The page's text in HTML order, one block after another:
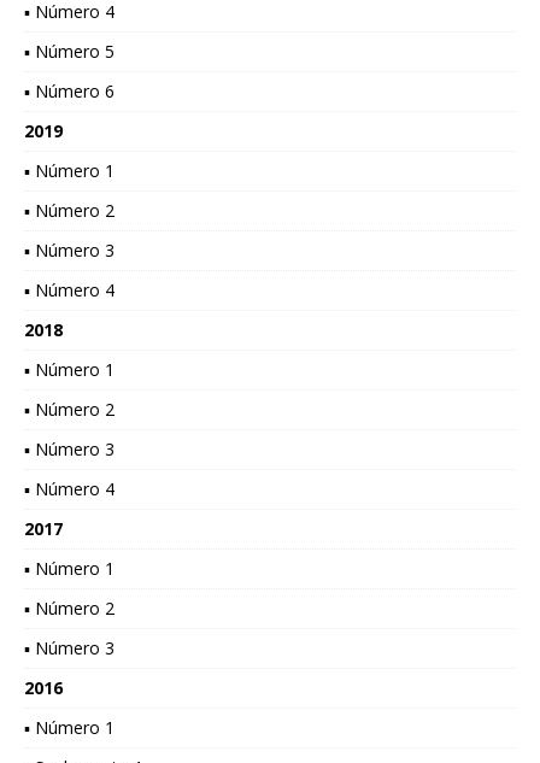
▪ Número 4
▪ Número 5
▪ Número 6
2019
▪ Número 1
▪ Número 2
▪ Número 3
▪ Número 4
2018
▪ Número 1
▪ Número 2
▪ Número 3
▪ Número 4
2017
▪ Número 1
▪ Número 2
▪ Número 3
2016
▪ Número 1